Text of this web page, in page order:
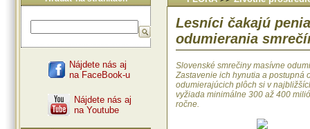
Nájdete nás aj
na FaceBook-u
Nájdete nás aj
na Youtube
Lesníci čakajú
odumierania
Slovenské smrečiny masívne
Zastavenie ich hynutia a postupná
odumierajúcich plôch si v
vyžiada minimálne 300 až 400
ročne.